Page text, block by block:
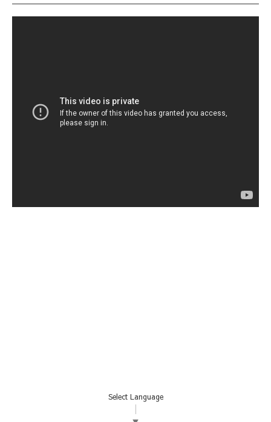
Select Language